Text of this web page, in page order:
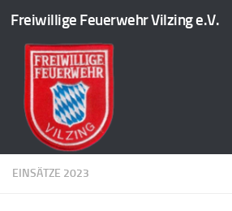
Zum Inhalt springen
Freiwillige Feuerwehr Vilzing e.V.
EINSÄTZE 2023